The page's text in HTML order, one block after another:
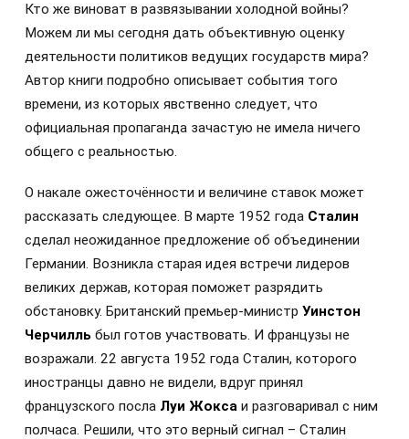
Кто же виноват в развязывании холодной войны?
Можем ли мы сегодня дать объективную оценку
деятельности политиков ведущих государств мира?
Автор книги подробно описывает события того
времени, из которых явственно следует, что
официальная пропаганда зачастую не имела ничего
общего с реальностью.
О накале ожесточённости и величине ставок может
рассказать следующее. В марте 1952 года Сталин
сделал неожиданное предложение об объединении
Германии. Возникла старая идея встречи лидеров
великих держав, которая поможет разрядить
обстановку. Британский премьер-министр Уинстон
Черчилль был готов участвовать. И французы не
возражали. 22 августа 1952 года Сталин, которого
иностранцы давно не видели, вдруг принял
французского посла Луи Жокса и разговаривал с ним
полчаса. Решили, что это верный сигнал – Сталин